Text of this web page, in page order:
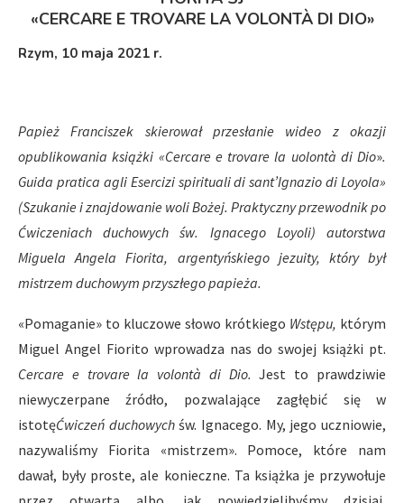
«CERCARE E TROVARE LA VOLONTÀ DI DIO»
Rzym, 10 maja 2021 r.
Papież Franciszek skierowałprzesłanie wideo z okazji
opublikowania książki «Cercare e trovare la uolontà di Dio».
Guida pratica agli Esercizi spirituali di sant’Ignazio di Loyola»
(Szukanie i znajdowanie woli Bożej. Praktyczny przewodnik po
Ćwiczeniach duchowychśw. Ignacego Loyoli) autorstwa
Miguela Angela Fiorita, argentyńskiego jezuity, który był
mistrzem duchowym przyszłego papieża.
«Pomaganie» to kluczowe słowo krótkiego Wstępu, którym
Miguel Angel Fiorito wprowadza nas do swojej książki pt.
Cercare e trovare la volontà di Dio. Jest to prawdziwie
niewyczerpane źródło, pozwalające zagłębić się w
istotęĆwiczeń duchowychśw. Ignacego. My, jego uczniowie,
nazywaliśmy Fiorita «mistrzem». Pomoce, które nam
dawał, były proste, ale konieczne. Ta książka je przywołuje